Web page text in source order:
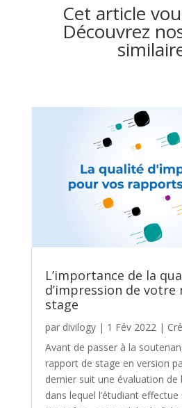
Cet article
Découvrez
L’importance de la
d’impression de
stage
par divilogy| 1 Fév 2022|
Avant de passer à la
rapport de stage en version
dernier suit une évaluation de
dans lequel l’étudiant